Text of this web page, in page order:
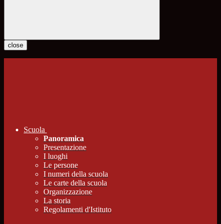
close
Scuola
Panoramica
Presentazione
I luoghi
Le persone
I numeri della scuola
Le carte della scuola
Organizzazione
La storia
Regolamenti d'Istituto